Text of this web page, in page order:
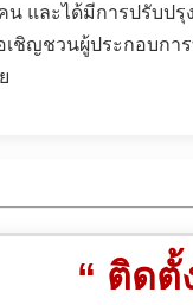
น และได้มีการปรับป
เชิญชวนผู้ประกอบก
“ ติดตั้